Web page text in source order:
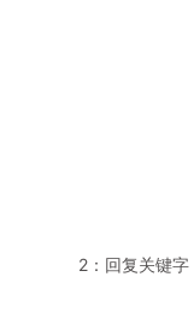
2：回复关键字